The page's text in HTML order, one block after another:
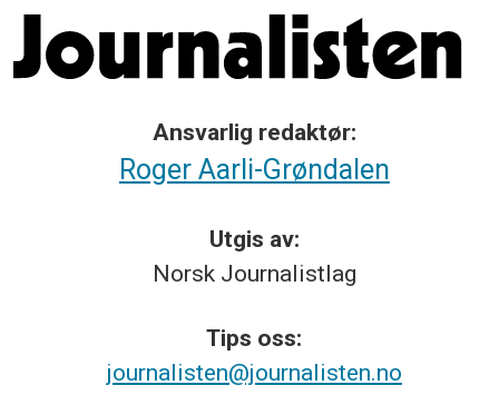
Ansvarlig redaktør:
Roger Aarli-Grøndalen
Utgis av:
Norsk Journalistlag
Tips oss:
journalisten@journalisten.no